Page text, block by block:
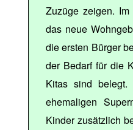
Zuzüge zeigen.
das neue
die ersten Bürger
der Bedarf für die
Kitas sind
ehemaligen
Kinder zusätzlich